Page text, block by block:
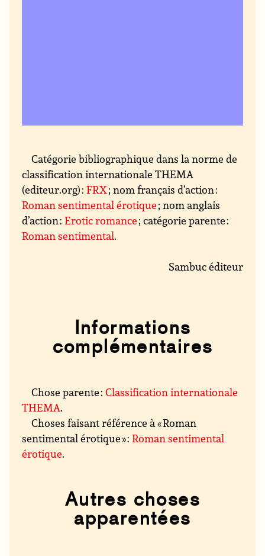
Catégorie bibliographique dans la norme de
classification internationale THEMA
(editeur.org) :FRX; nom français d’action :
Roman sentimental érotique; nom anglais
d’action :Erotic romance; catégorie parente :
Roman sentimental.
Sambuc éditeur
Informations
complémentaires
Chose parente :Classification internationale
THEMA.
Choses faisant référence à « Roman
sentimental érotique » :Roman sentimental
érotique.
Autres choses
apparentées